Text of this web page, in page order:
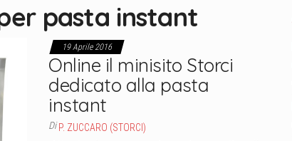
pasta instant
19 Aprile 2016
Online il minisito Storci
dedicato alla pasta
instant
Di P. ZUCCARO (STORCI)